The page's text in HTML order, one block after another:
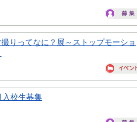
りってなに？展～ストップモーショ
入校生募集